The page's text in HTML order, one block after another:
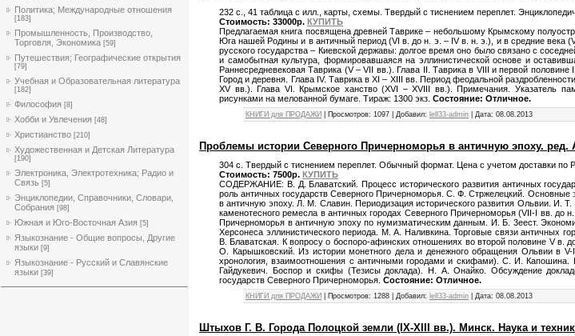
Политика; Международные отношения
[183]
Промышленность, Производство,
Торговля, Экономика [59]
Путешествия; Географические открытия
[79]
Учебная и Образовательная литература
[182]
Философия [8]
Хобби и Увлечения [48]
Христианство [210]
Художественная и Детская Литература
[190]
Электроника, Электротехника; Радио и
Связь [5]
Энциклопедии, Справочники, Словари,
Собрания [98]
Южная и Юго-Восточная Азия [5]
Языкознание - Общие вопросы, Другие
языки [9]
Языкознание - Русский и Славянские
языки [39]
232 с., 41 таблица с илл., карты, схемы. Твердый с тиснением переплет.
Стоимость: 33000р. КУПИТЬ
Предлагаемая книга посвящена древней Таврике – небольшому Крымскому
Юга нашей Родины и в античный период (VI в. до н. э. – IV в. н. э.), и в средние века
русского государства – Киевской державы: долгое время оно было связано с
и самобытная культура, формировавшаяся на эллинистической основе и
Раннесредневековая Таврика (V – VII вв.). Глава II. Таврика в VIII и первой
Город и деревня. Глава IV. Таврика в XI – XIII вв. Период феодальной
XV вв.). Глава VI. Крымское ханство (XVI – XVIII вв.). Примечания. Указатель
рисунками на мелованной бумаге. Тираж: 1300 экз. Состояние: Отличное.
КНИГИ для ПРОДАЖИ | Просмотров: 1097 | Добавил: lell33-admin | Дата: 08.08.2013
Проблемы истории Северного Причерноморья в античную эпоху.
304 с. Твердый с тиснением переплет. Обычный формат. Цена с учетом доставки по
Стоимость: 7500р. КУПИТЬ
СОДЕРЖАНИЕ: B. Д. Блаватский. Процесс исторического развития античных
роль античных государств Северного Причерноморья. C. Ф. Стржелецкий. Основные
в античную эпоху. Л. М. Славин. Периодизация исторического развития Ольвии. И.
каменотесного ремесла в античных городах Северного Причерноморья (VII-I вв. до
Причерноморья в античную эпоху по нумизматическим данным. И. Б. 3еест.
Херсонеса эллинистического периода. М. А. Наливкина. Торговые связи античных
В. Блаватская. К вопросу о боспоро-афинских отношениях во второй половине V в.
О. Карышковский. Из истории монетного дела и денежного обращения Ольвии в
хронология, взаимоотношения с античными городами и скифами). С. И. Капошина.
Гайдукевич. Боспор и скифы (Тезисы доклада). Н. А. Онайко. Обсуждение
государств Северного Причерноморья. Состояние: Отличное.
КНИГИ для ПРОДАЖИ | Просмотров: 1288 | Добавил: lell33-admin | Дата: 08.08.2013
Штыхов Г. В. Города Полоцкой земли (IX-XIII вв.). Минск. Наука и